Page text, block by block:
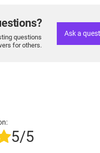
questions
for others.
Ask a
5/5